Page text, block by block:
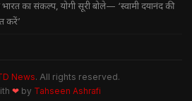
भारत का संकल्प, योगी सूरी बोले— ‘स्वामी दयानंद की
करें’
News. All rights reserved.
❤ by Tahseen Ashrafi